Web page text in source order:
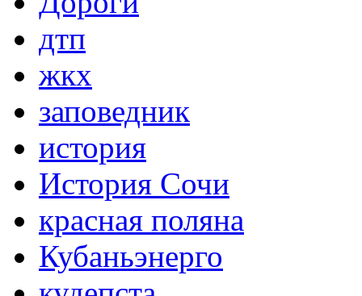
дтп
жкх
заповедник
история
История Сочи
красная поляна
Кубаньэнерго